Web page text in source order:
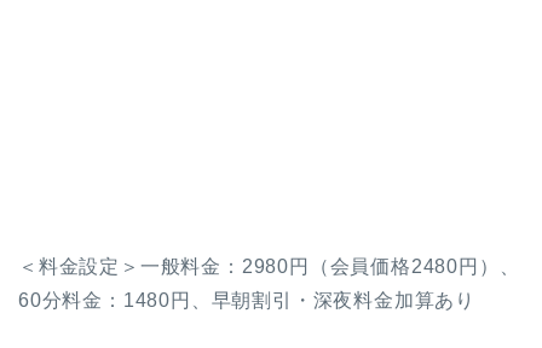
＜料金設定＞一般料金：2980円（会員価格2480円）、
60分料金：1480円、早朝割引・深夜料金加算あり